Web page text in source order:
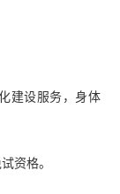
建设服务，身体
资格。